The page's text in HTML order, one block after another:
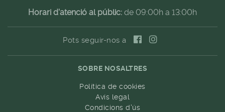
Horari d'atenció al públic: de 09:00h a 13:00h
Pots seguir-nos a
SOBRE NOSALTRES
Política de cookies
Avís legal
Condicions d'ús